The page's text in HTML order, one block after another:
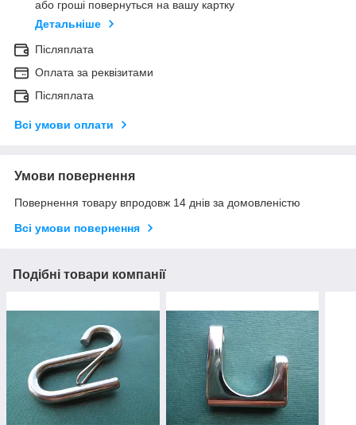
або гроші повернуться на вашу картку
Детальніше
Післяплата
Оплата за реквізитами
Післяплата
Всі умови оплати
Умови повернення
Повернення товару впродовж 14 днів за домовленістю
Всі умови повернення
Подібні товари компанії